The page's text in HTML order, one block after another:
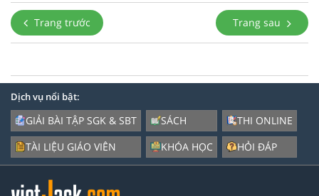
Trang trước Trang sau
Dịch vụ nổi bật:
GIẢI BÀI TẬP SGK & SBT
TÀI LIỆU GIÁO VIÊN
SÁCH
KHÓA HỌC
THI ONLINE
HỎI ĐÁP